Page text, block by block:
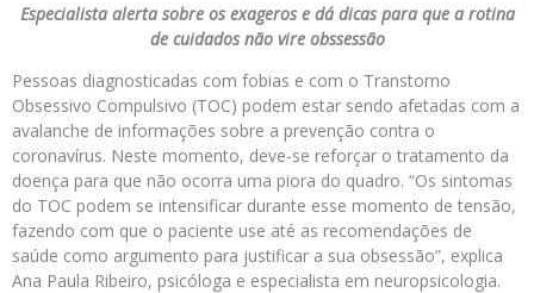
Especialista alerta sobre os exageros e dá dicas para que a rotina
de cuidados não vire obssessão
Pessoas diagnosticadas com fobias e com o Transtorno
Obsessivo Compulsivo (TOC) podem estar sendo afetadas com a
avalanche de informações sobre a prevenção contra o
coronavírus. Neste momento, deve-se reforçar o tratamento da
doença para que não ocorra uma piora do quadro. “Os sintomas
do TOC podem se intensificar durante esse momento de tensão,
fazendo com que o paciente use até as recomendações de
saúde como argumento para justificar a sua obsessão”, explica
Ana Paula Ribeiro, psicóloga e especialista em neuropsicologia.